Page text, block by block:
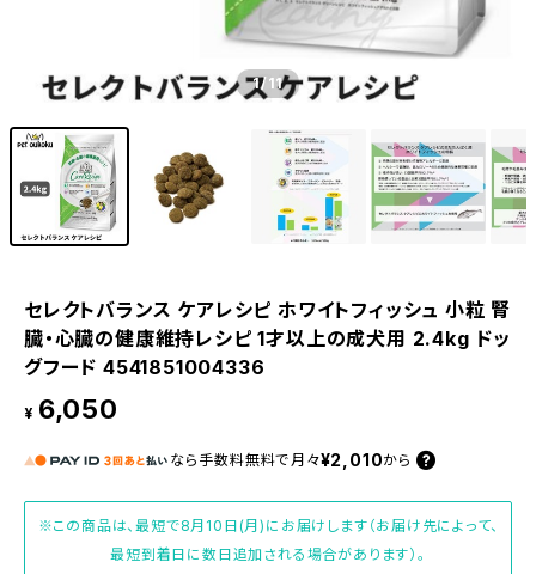
1/11
セレクトバランス ケアレシピ ホワイトフィッシュ 小粒 腎
臓・心臓の健康維持レシピ 1才以上の成犬用 2.4kg ドッ
グフード 4541851004336
¥ 6,050
なら 手数料無料で 月々¥2,010から
※この商品は、最短で8月10日(月)にお届けします（お届け先によって、
最短到着日に数日追加される場合があります）。